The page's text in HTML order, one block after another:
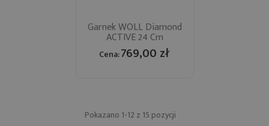
Garnek WOLL Diamond
ACTIVE 24 Cm
Cena:769,00 zł
Pokazano 1-12 z 15 pozycji